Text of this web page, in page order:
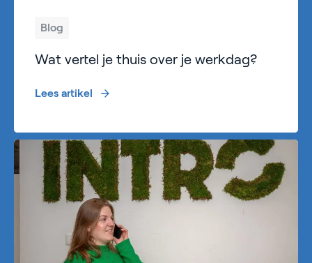
Blog
Wat vertel je thuis over je werkdag?
Lees artikel